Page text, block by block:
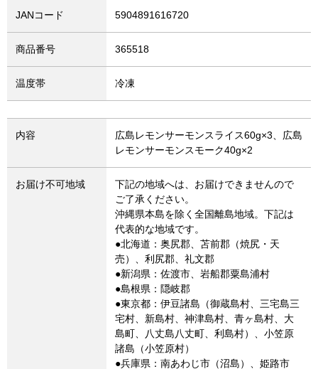
JANコード 5904891616720
商品番号 365518
温度帯 冷凍
内容
広島レモンサーモンスライス60g×3、広島
レモンサーモンスモーク40g×2
お届け不可地域
下記の地域へは、お届けできませんので
ご了承ください。
沖縄県本島を除く全国離島地域。下記は
代表的な地域です。
●北海道：奥尻郡、苫前郡（焼尻・天
売）、利尻郡、礼文郡
●新潟県：佐渡市、岩船郡粟島浦村
●島根県：隠岐郡
●東京都：伊豆諸島（御蔵島村、三宅島三
宅村、新島村、神津島村、青ヶ島村、大
島町、八丈島八丈町、利島村）、小笠原
諸島（小笠原村）
●兵庫県：南あわじ市（沼島）、姫路市